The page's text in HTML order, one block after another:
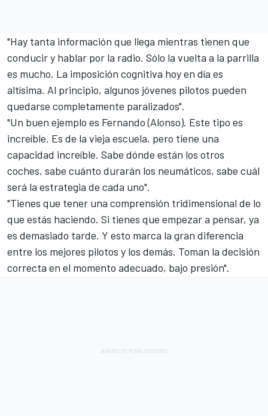
"Hay tanta información que llega mientras tienen que
conducir y hablar por la radio. Sólo la vuelta a la parrilla
es mucho. La imposición cognitiva hoy en día es
altísima. Al principio, algunos jóvenes pilotos pueden
quedarse completamente paralizados".
"Un buen ejemplo es Fernando (Alonso). Este tipo es
increíble. Es de la vieja escuela, pero tiene una
capacidad increíble. Sabe dónde están los otros
coches, sabe cuánto durarán los neumáticos, sabe cuál
será la estrategia de cada uno".
"Tienes que tener una comprensión tridimensional de lo
que estás haciendo. Si tienes que empezar a pensar, ya
es demasiado tarde. Y esto marca la gran diferencia
entre los mejores pilotos y los demás. Toman la decisión
correcta en el momento adecuado, bajo presión".